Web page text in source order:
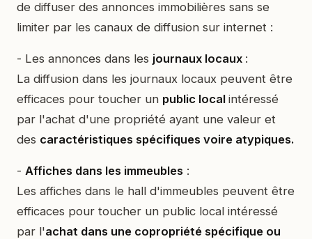
de diffuser des annonces immobilières sans se
limiter par les canaux de diffusion sur internet :
- Les annonces dans les journaux locaux :
La diffusion dans les journaux locaux peuvent être
efficaces pour toucher un public local intéressé
par l'achat d'une propriété ayant une valeur et
des caractéristiques spécifiques voire atypiques.
- Affiches dans les immeubles :
Les affiches dans le hall d'immeubles peuvent être
efficaces pour toucher un public local intéressé
par l'achat dans une copropriété spécifique ou